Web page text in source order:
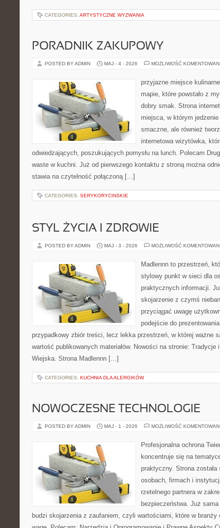
CATEGORIES: ARTYSTYCZNE WYZWANIA
PORADNIK ZAKUPOWY
POSTED BY ADMIN MAJ - 4 - 2026 MOŻLIWOŚĆ
przyjazne miejsce
mapie, które powstało z
dobry smak. Strona
miejsca, w którym
smaczne, ale również
internetowa wizytówka,
odwiedzających, poszukujących pomysłu na lunch. Polecam
waste w kuchni. Już od pierwszego kontaktu z stroną można
stawia na czytelność połączoną […]
CATEGORIES: SERYKORYCINSKIE
STYL ŻYCIA I ZDROWIE
POSTED BY ADMIN MAJ - 3 - 2026 MOŻLIWOŚĆ
Madlennn to przestrzeń,
stylowy punkt w sieci dla
praktycznych informacji.
skojarzenie z czymś
przyciągać uwagę
podejście do
przypadkowy zbiór treści, lecz lekka przestrzeń, w której ważne
wartość publikowanych materiałów. Nowości na stronie: Tradycje
Wiejska. Strona Madlennn […]
CATEGORIES: KUCHNIA DLA ALERGIKÓW
NOWOCZESNE TECHNOLOGIE
POSTED BY ADMIN MAJ - 1 - 2026 MOŻLIWOŚĆ
Profesjonalna ochrona
koncentruje się na
praktyczny. Strona
osobach, firmach i
rzetelnego partnera w
bezpieczeństwa. Już
budzi skojarzenia z zaufaniem, czyli wartościami, które w branży